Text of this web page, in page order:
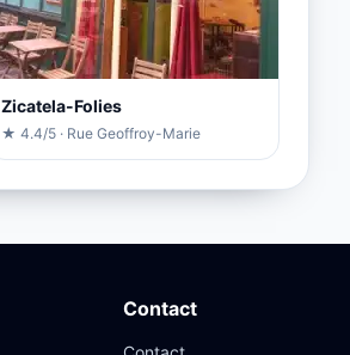
Zicatela-Folies
★ 4.4/5 · Rue Geoffroy-Marie
Contact